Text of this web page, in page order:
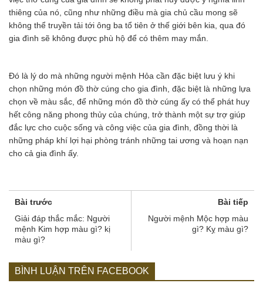
thiêng của nó, cũng như những điều mà gia chủ cầu mong sẽ
không thể truyền tải tới ông ba tổ tiên ở thế giới bên kia, qua đó
gia đình sẽ không được phù hộ để có thêm may mắn.
Đó là lý do mà những người mệnh Hỏa cần đặc biệt lưu ý khi
chọn những món đồ thờ cúng cho gia đình, đặc biệt là những lựa
chọn về màu sắc, để những món đồ thờ cúng ấy có thể phát huy
hết công năng phong thủy của chúng, trở thành một sự trợ giúp
đắc lực cho cuộc sống và công việc của gia đình, đồng thời là
những pháp khí lợi hại phòng tránh những tai ương và hoạn nạn
cho cả gia đình ấy.
Bài trước
Giải đáp thắc mắc: Người
mệnh Kim hợp màu gì? kị
màu gì?
Bài tiếp
Người mệnh Mộc hợp màu
gì? Kỵ màu gì?
BÌNH LUẬN TRÊN FACEBOOK